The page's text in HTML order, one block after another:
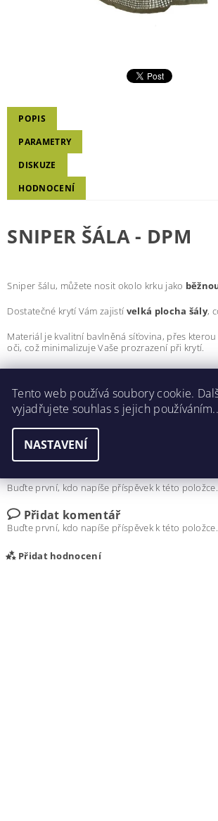
POPIS
PARAMETRY
DISKUZE
HODNOCENÍ
SNIPER ŠÁLA - DPM
Sniper šálu, můžete nosit okolo krku jako
Dostatečné krytí Vám zajistí velká plocha šály,
Materiál je kvalitní bavlněná síťovina, přes kterou
oči, což minimalizuje Vaše prozrazení při krytí.
Tato šála je používánaodstřelovačipo celém
Materiál:65% Polyester, 35% Bavlna
Velikost:190 x 90 cm
Hmotnost
Barva
Buďte první, kdo napíše příspěvek k této položce.
Přidat komentář
Buďte první, kdo napíše příspěvek k této položce.
Přidat hodnocení
Tento web používá soubory cookie.
vyjadřujete souhlas s jejich
NASTAVENÍ